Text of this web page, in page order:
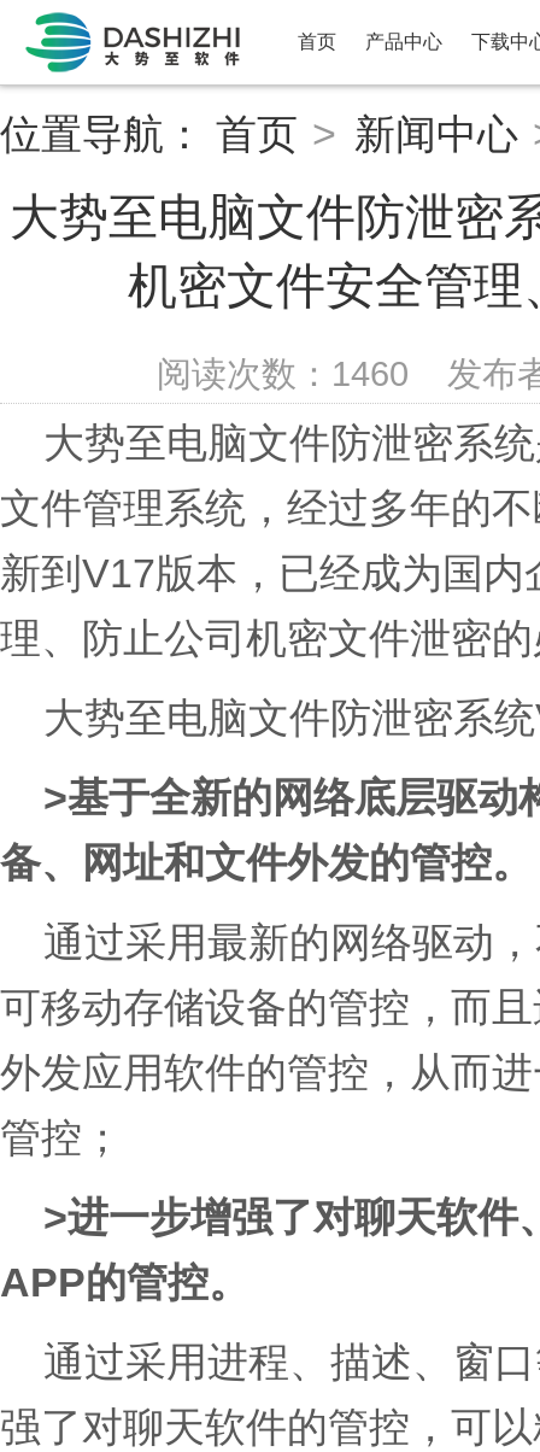
首页 产品中心 下载中
位置导航： 首页 > 新闻中心
大势至电脑文件防泄密
机密文件安全管
阅读次数： 1460 发布
大势至电脑文件防泄密系
文件管理系统，经过多年的
新到V17版本，已经成为国
理、防止公司机密文件泄密
大势至电脑文件防泄密系
>基于全新的网络底层驱动
备、网址和文件外发的管控。
通过采用最新的网络驱动
可移动存储设备的管控，而
外发应用软件的管控，从而
管控；
>进一步增强了对聊天软件
APP的管控。
通过采用进程、描述、窗
强了对聊天软件的管控，可